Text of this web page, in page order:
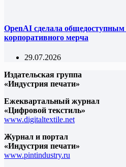
OpenAI сделала общедоступным
корпоративного мерча
29.07.2026
Издательская группа
«Индустрия печати»
Ежеквартальный журнал
«Цифровой текстиль»
www.digitaltextile.net
Журнал и портал
«Индустрия печати»
www.pintindustry.ru